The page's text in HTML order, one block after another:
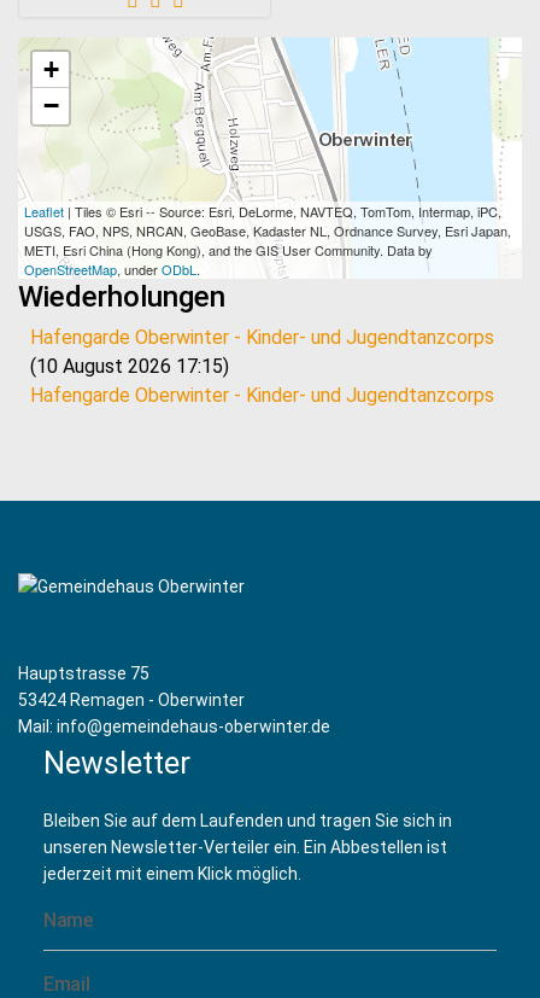
+
−
Leaflet | Tiles © Esri -- Source: Esri, DeLorme, NAVTEQ, TomTom, Intermap, iPC,
USGS, FAO, NPS, NRCAN, GeoBase, Kadaster NL, Ordnance Survey, Esri Japan,
METI, Esri China (Hong Kong), and the GIS User Community. Data by
OpenStreetMap, underODbL .
Wiederholungen
Hafengarde Oberwinter - Kinder- und Jugendtanzcorps
(10 August 2026 17:15)
Hafengarde Oberwinter - Kinder- und Jugendtanzcorps
Hafengarde Oberwinter - Kinder- und Jugendtanzcorps
(07 September 2026 17:15)
Hafengarde Oberwinter - Kinder- und Jugendtanzcorps
(21 September 2026 17:15)
Hafengarde Oberwinter - Kinder- und Jugendtanzcorps
(28 September 2026 17:15)
(05 Oktober 2026 17:15)
Hafengarde Oberwinter - Kinder- und Jugendtanzcorps
(12 Oktober 2026 17:15)
Hafengarde Oberwinter - Kinder- und Jugendtanzcorps
(19 Oktober 2026 17:15)
Hafengarde Oberwinter - Kinder- und Jugendtanzcorps
Hauptstrasse 75
53424 Remagen - Oberwinter
Mail: info@gemeindehaus-oberwinter.de
Newsletter
Bleiben Sie auf dem Laufenden und tragen Sie sich in
unseren Newsletter-Verteiler ein. Ein Abbestellen ist
jederzeit mit einem Klick möglich.